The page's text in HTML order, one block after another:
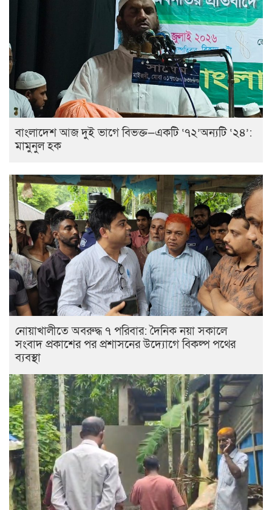
বাংলাদেশ আজ দুই ভাগে বিভক্ত—একটি ‘৭২’অন্যটি ‘২৪’:
মামুনুল হক
নোয়াখালীতে অবরুদ্ধ ৭ পরিবার: দৈনিক নয়া সকালে
সংবাদ প্রকাশের পর প্রশাসনের উদ্যোগে বিকল্প পথের
ব্যবস্থা